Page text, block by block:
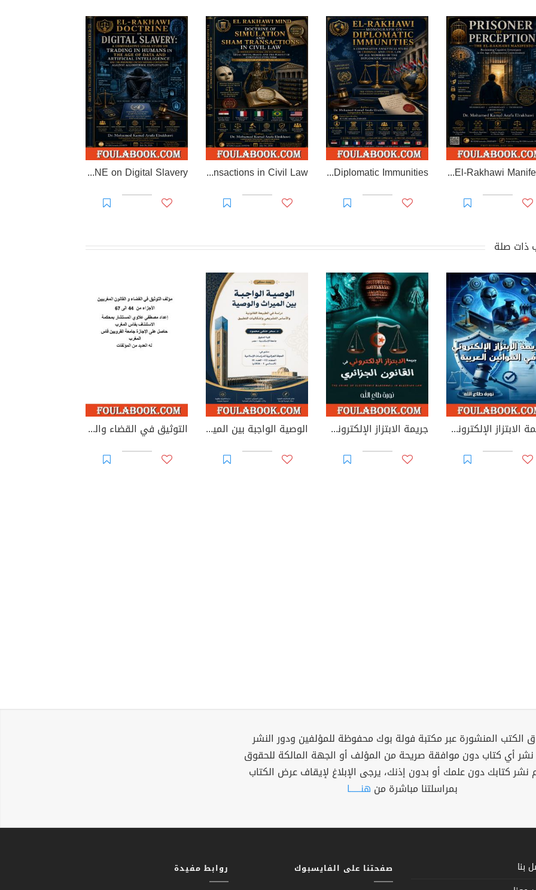
Prisoner of Perception: The El-Rakhawi Manifesto
EL-RAKHAWI MONOGRAPH on Diplomatic Immunities
EL RAKHAWI MIND on the Doctrine of Simulation and Sham Transactions in Civil Law
EL-RAKHAWI DOCTRINE on Digital Slavery
ذات صلة
جريمة الابتزاز الإلكتروني في القوانين العربية جريمة الابتزاز الإلكتروني في القانون الجزائري الوصية الواجبة بين الميراث والوصية: دراسة في الطبيعة القانونية والأساس التشريعي وإشكاليات التطبيق التوثيق في القضاء والقانون المغربيين - الأجزاء من 44 إلى 67
الكتب المنشورة عبر مكتبة فولة بوك محفوظة للمؤلفين ودور النشر
نشر أي كتاب دون موافقة صريحة من المؤلف أو الجهة المالكة للحقوق
نشر كتابك دون علمك أو بدون إذنك، يرجى الإبلاغ لإيقاف عرض الكتاب
بمراسلتنا مباشرة من هنــــــا
بنا
صفحتنا على الفايسبوك روابط مفيدة